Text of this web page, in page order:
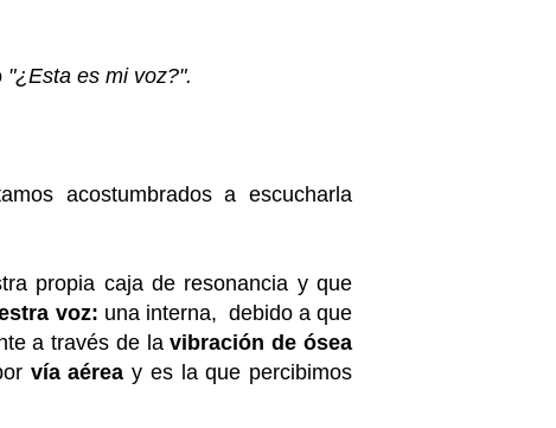
"¿Esta es mi voz?".
acostumbrados a escucharla
propia caja de resonancia y que
voz: una interna, debido a que
a través de lavibración de ósea
vía aéreay es la que percibimos